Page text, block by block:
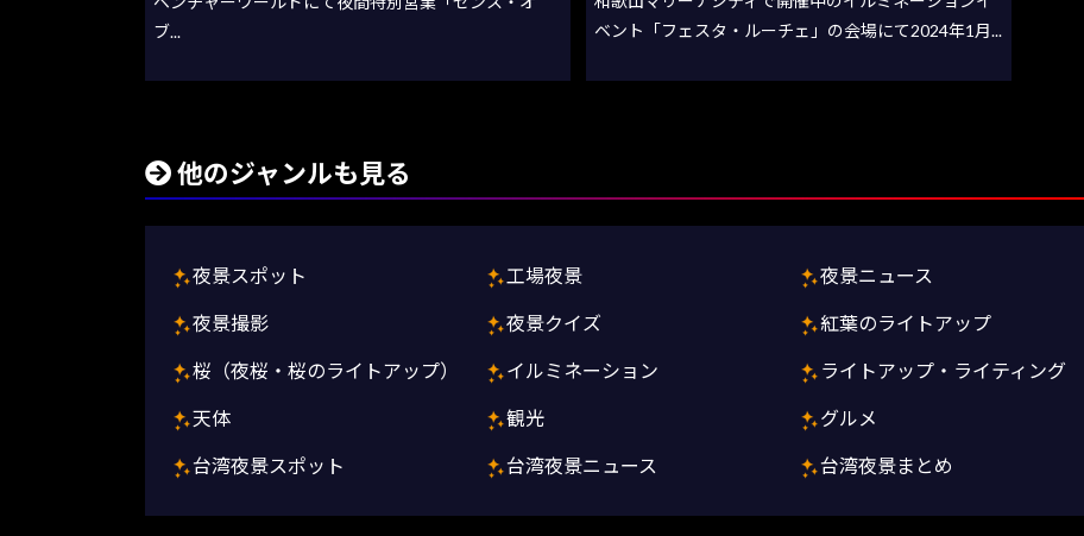
ブ...
ベント「フェスタ・ルーチェ」の会場にて2024年1月...
他のジャンルも見る
夜景スポット 工場夜景 夜景ニュース
夜景撮影 夜景クイズ 紅葉のライトアップ
桜（夜桜・桜のライトアップ） イルミネーション ライトアップ・ライティング
天体 観光 グルメ
台湾夜景スポット 台湾夜景ニュース 台湾夜景まとめ